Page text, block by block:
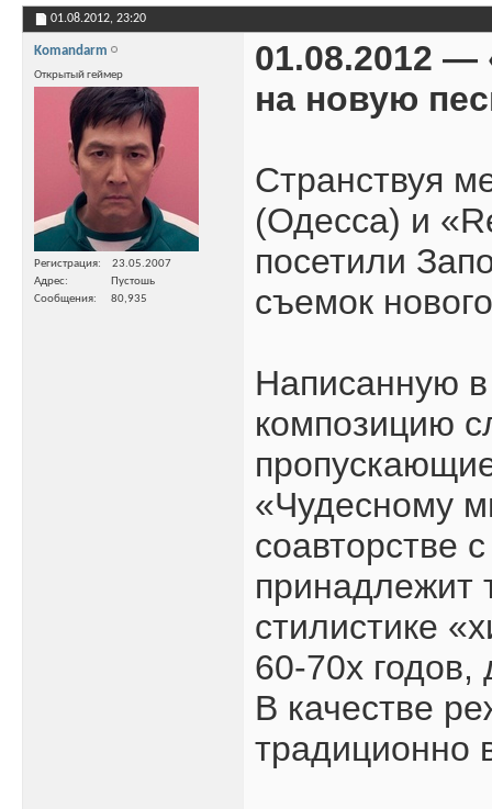
01.08.2012, 23:20
Komandarm
Открытый геймер
Регистрация
23.05.2007
Адрес
Пустошь
Сообщения
80,935
01.08.2012 —
на новую
Странствуя
(Одесса) и
посетили
съемок
Написанную
композицию
«Чудесному
соавторстве
принадлежит
стилистике
60-70х
В качестве
традиционно